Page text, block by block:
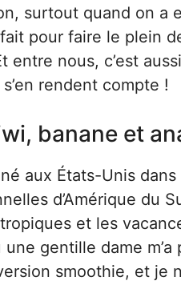
surtout quand on a
pour faire le plein
nous, c’est
rendent compte !
banane et
aux États-Unis
d’Amérique du
et les
gentille dame
smoothie, et je